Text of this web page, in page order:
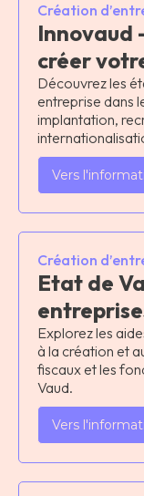
Création
Innovaud
créer
Découvrez les
entreprise dans
implantation,
Vers
Création
Etat de
Explorez les
à la création et
fiscaux et les
Vaud.
Vers